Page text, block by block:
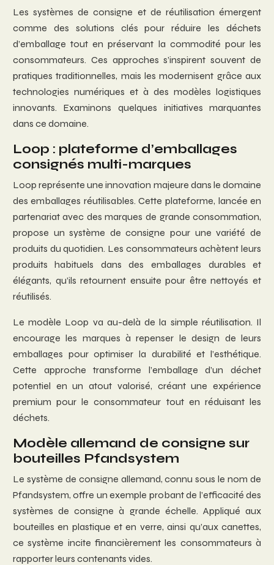
Les systèmes de consigne et de réutilisation émergent
comme des solutions clés pour réduire les déchets
d’emballage tout en préservant la commodité pour les
consommateurs. Ces approches s’inspirent souvent de
pratiques traditionnelles, mais les modernisent grâce aux
technologies numériques et à des modèles logistiques
innovants. Examinons quelques initiatives marquantes
dans ce domaine.
Loop : plateforme d’emballages
consignés multi-marques
Loop représente une innovation majeure dans le domaine
des emballages réutilisables. Cette plateforme, lancée en
partenariat avec des marques de grande consommation,
propose un système de consigne pour une variété de
produits du quotidien. Les consommateurs achètent leurs
produits habituels dans des emballages durables et
élégants, qu’ils retournent ensuite pour être nettoyés et
réutilisés.
Le modèle Loop va au-delà de la simple réutilisation. Il
encourage les marques à repenser le design de leurs
emballages pour optimiser la durabilité et l’esthétique.
Cette approche transforme l’emballage d’un déchet
potentiel en un atout valorisé, créant une expérience
premium pour le consommateur tout en réduisant les
déchets.
Modèle allemand de consigne sur
bouteilles Pfandsystem
Le système de consigne allemand, connu sous le nom de
Pfandsystem, offre un exemple probant de l’efficacité des
systèmes de consigne à grande échelle. Appliqué aux
bouteilles en plastique et en verre, ainsi qu’aux canettes,
ce système incite financièrement les consommateurs à
rapporter leurs contenants vides.